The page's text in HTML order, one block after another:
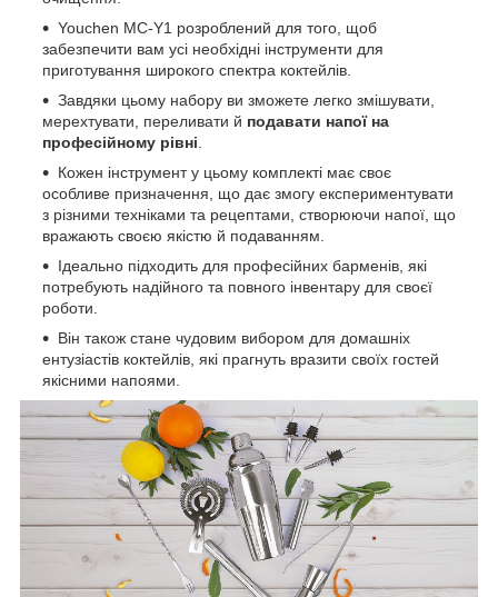
Youchen MC-Y1 розроблений для того, щоб
забезпечити вам усі необхідні інструменти для
приготування широкого спектра коктейлів.
Завдяки цьому набору ви зможете легко змішувати,
мерехтувати, переливати й подавати напої на
професійному рівні.
Кожен інструмент у цьому комплекті має своє
особливе призначення, що дає змогу експериментувати
з різними техніками та рецептами, створюючи напої, що
вражають своєю якістю й подаванням.
Ідеально підходить для професійних барменів, які
потребують надійного та повного інвентару для своєї
роботи.
Він також стане чудовим вибором для домашніх
ентузіастів коктейлів, які прагнуть вразити своїх гостей
якісними напоями.